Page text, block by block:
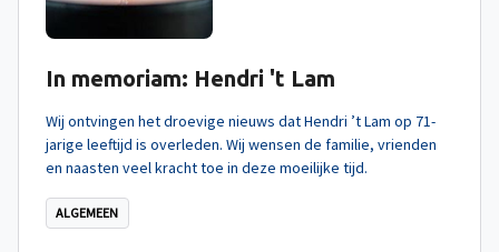
In memoriam: Hendri 't Lam
Wij ontvingen het droevige nieuws dat Hendri ’t Lam op 71-
jarige leeftijd is overleden. Wij wensen de familie, vrienden
en naasten veel kracht toe in deze moeilijke tijd.
ALGEMEEN